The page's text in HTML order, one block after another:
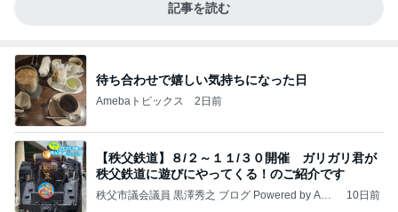
記事を読む
待ち合わせで嬉しい気持ちになった日
Amebaトピックス 2日前
【秩父鉄道】８/２～１１/３０開催 ガリガリ君が
秩父鉄道に遊びにやってくる！のご紹介です
秩父市議会議員 黒澤秀之 ブログ Powered by Ame
10日前